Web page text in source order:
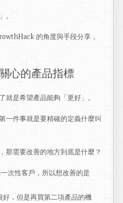
。
的角度與手段分享，
心的產品指標
就是希望產品能夠「更好」。
一件事就是要精確的定義什麼叫
那需要改善的地方到底是什麼？
次性客戶，所以想改善的是
，但是再買第二項產品的機